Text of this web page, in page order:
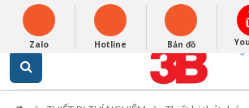
English
0948279988
Zalo Hotline Bản đồ